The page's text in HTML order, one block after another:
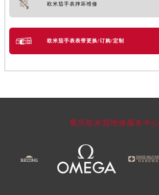
欧米茄手表摔坏维修
欧米茄手表表带更换/订购/定制
重庆欧米茄维修服务中心